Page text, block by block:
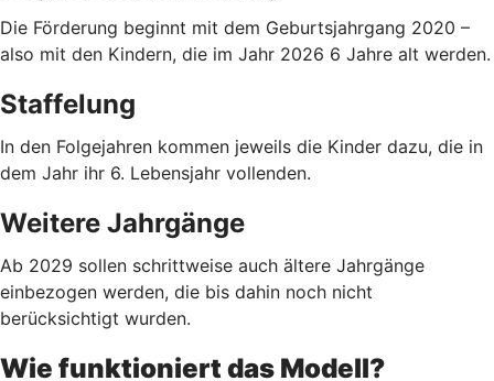
Die Förderung beginnt mit dem Geburtsjahrgang 2020 –
also mit den Kindern, die im Jahr 2026 6 Jahre alt werden.
Staffelung
In den Folgejahren kommen jeweils die Kinder dazu, die in
dem Jahr ihr 6. Lebensjahr vollenden.
Weitere Jahrgänge
Ab 2029 sollen schrittweise auch ältere Jahrgänge
einbezogen werden, die bis dahin noch nicht
berücksichtigt wurden.
Wie funktioniert das Modell?